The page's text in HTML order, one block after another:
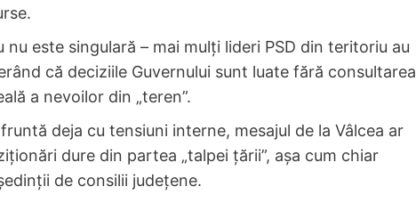
este singulară – mai mulți lideri PSD din teritoriu au
că deciziile Guvernului sunt luate fără consultarea
a nevoilor din „teren”.
deja cu tensiuni interne, mesajul de la Vâlcea ar
dure din partea „talpei țării”, așa cum chiar
de consilii județene.